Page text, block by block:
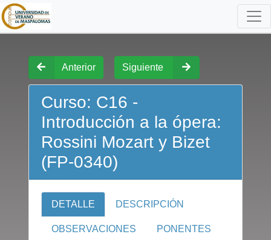
Anterior Siguiente
Curso: C16 -
Introducción a la ópera:
Rossini Mozart y Bizet
(FP-0340)
DETALLE DESCRIPCIÓN
OBSERVACIONES PONENTES